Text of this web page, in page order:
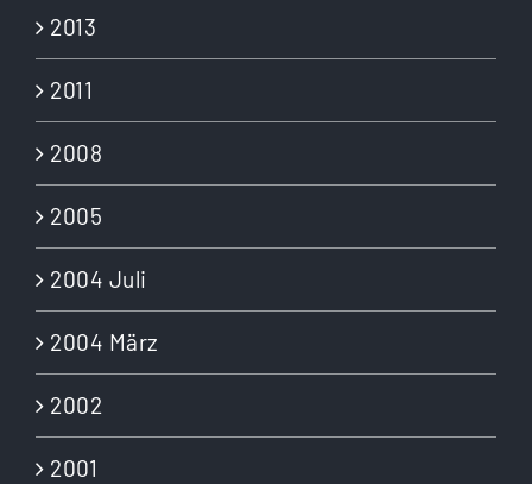
2013
2011
2008
2005
2004 Juli
2004 März
2002
2001